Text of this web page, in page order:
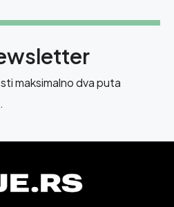
maksimalno dva puta